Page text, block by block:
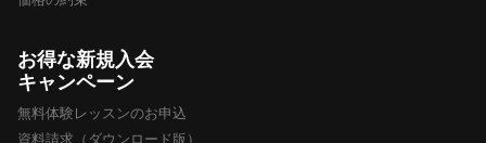
お得な新規入会
キャンペーン
無料体験レッスンのお申込
資料請求（ダウンロード版）